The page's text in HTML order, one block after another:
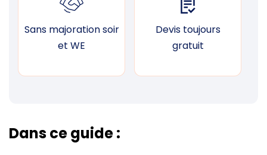
Sans majoration soir
et WE
Devis toujours
gratuit
Dans ce guide :